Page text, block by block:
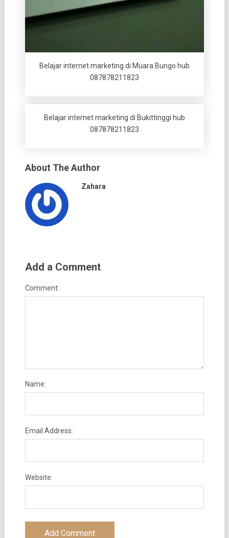
Belajar internet marketing di Muara Bungo hub
087878211823
Belajar internet marketing di Bukittinggi hub
087878211823
About The Author
Zahara
Add a Comment
Comment:
Name:
Email Address:
Website: